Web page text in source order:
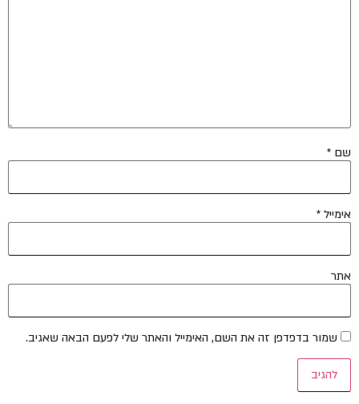
שם *
אימייל *
אתר
שמור בדפדפן זה את השם, האימייל והאתר שלי לפעם הבאה שאגיב.